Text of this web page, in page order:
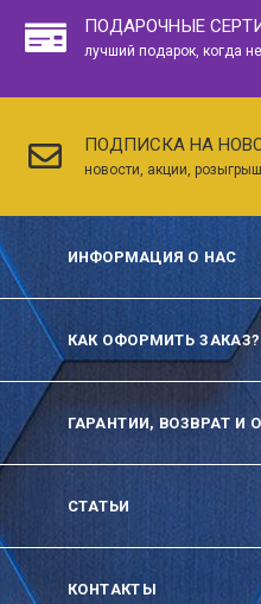
ПОДАРОЧНЫЕ
лучший подарок, когда
ПОДПИСКА НА
новости, акции,
ИНФОРМАЦИЯ О НАС
КАК ОФОРМИТЬ ЗАКАЗ?
ГАРАНТИИ, ВОЗВРАТ И
СТАТЬИ
КОНТАКТЫ